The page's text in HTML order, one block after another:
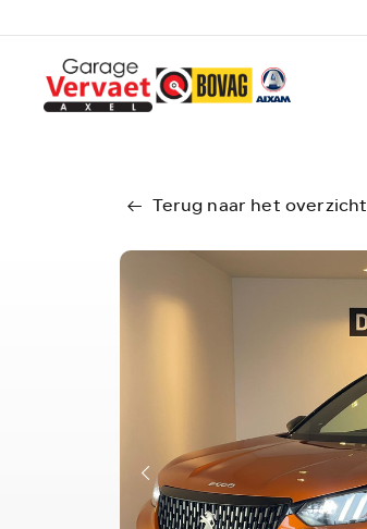
Terug naar het overzicht